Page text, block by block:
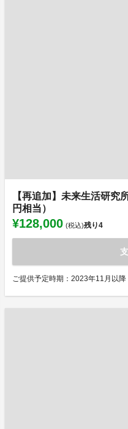
【再追加】未来生活研究
円相当）
¥128,000 (税込)残り4
ご提供予定時期：2023年11月以降